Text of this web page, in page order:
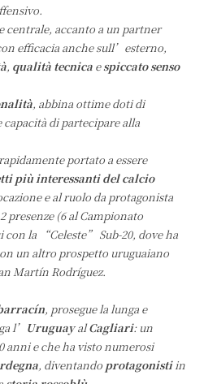
centrale, accanto a un partner
efficacia anche sull’esterno,
, qualità tecnica espiccato senso
, abbina ottime doti di
di partecipare alla
portato a essere
più interessanti del calcio
e al ruolo da protagonista
presenze (6 al Campionato
con la “Celeste” Sub-20, dove ha
un altro prospetto uruguaiano
Martín Rodríguez.
, prosegue la lunga e
l’ UruguayalCagliari: un
anni e che ha visto numerosi
, diventando protagonistiin